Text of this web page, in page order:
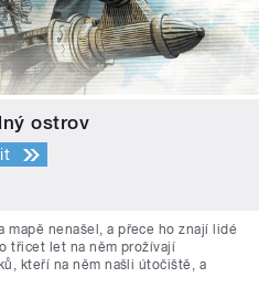
ostrov
mapě nenašel, a přece ho znají lidé
třicet let na něm prožívají
kteří na něm našli útočiště, a